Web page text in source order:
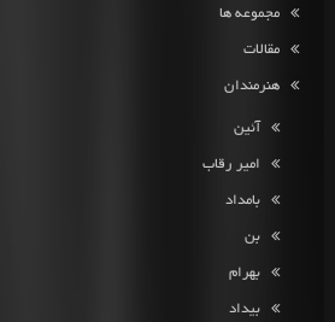
مجموعه ها
مقالات
هنرمندان
آئین
امیر رقاب
بامداد
بن
بهرام
بیداد